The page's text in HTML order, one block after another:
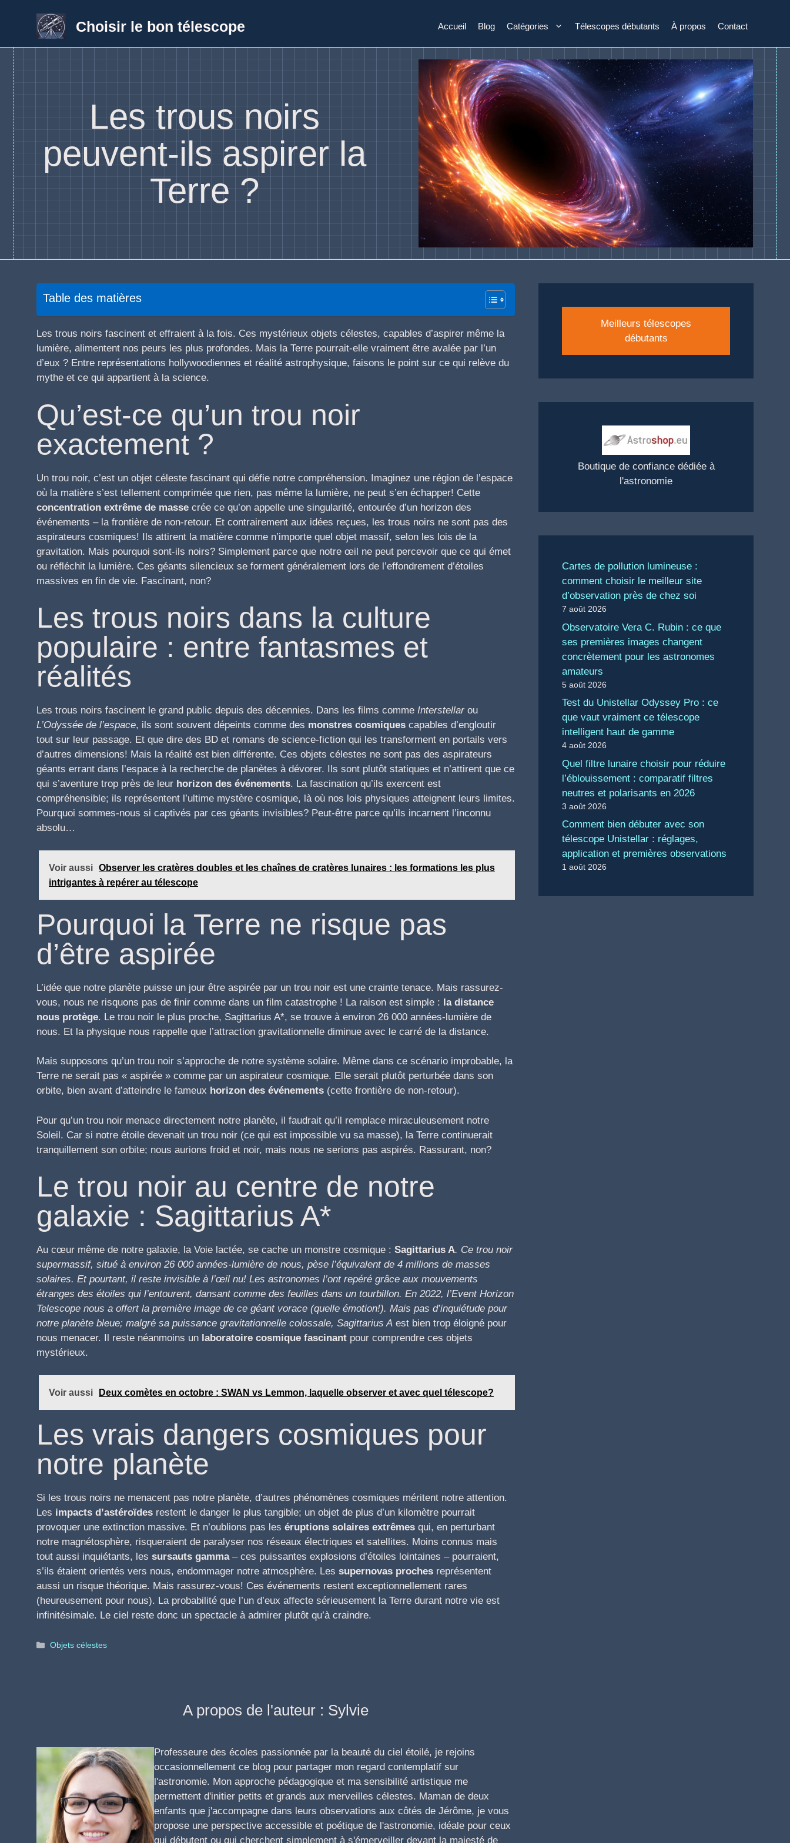
Choisir le bon télescope Accueil Blog Catégories Télescopes débutants À propos Contact
Les trous noirs
peuvent-ils aspirer la
Terre ?
Table des matières
Les trous noirs fascinent et effraient à la fois. Ces mystérieux objets célestes, capables d’aspirer même la
lumière, alimentent nos peurs les plus profondes. Mais la Terre pourrait-elle vraiment être avalée par l’un
d’eux ? Entre représentations hollywoodiennes et réalité astrophysique, faisons le point sur ce qui relève du
mythe et ce qui appartient à la science.
Qu’est-ce qu’un trou noir
exactement ?
Un trou noir, c’est un objet céleste fascinant qui défie notre compréhension. Imaginez une région de l’espace
où la matière s’est tellement comprimée que rien, pas même la lumière, ne peut s’en échapper! Cette
concentration extrême de masse crée ce qu’on appelle une singularité, entourée d’un horizon des
événements – la frontière de non-retour. Et contrairement aux idées reçues, les trous noirs ne sont pas des
aspirateurs cosmiques! Ils attirent la matière comme n’importe quel objet massif, selon les lois de la
gravitation. Mais pourquoi sont-ils noirs? Simplement parce que notre œil ne peut percevoir que ce qui émet
ou réfléchit la lumière. Ces géants silencieux se forment généralement lors de l’effondrement d’étoiles
massives en fin de vie. Fascinant, non?
Les trous noirs dans la culture
populaire : entre fantasmes et
réalités
Les trous noirs fascinent le grand public depuis des décennies. Dans les films comme Interstellar ou
L’Odyssée de l’espace, ils sont souvent dépeints comme des monstres cosmiques capables d’engloutir
tout sur leur passage. Et que dire des BD et romans de science-fiction qui les transforment en portails vers
d’autres dimensions! Mais la réalité est bien différente. Ces objets célestes ne sont pas des aspirateurs
géants errant dans l’espace à la recherche de planètes à dévorer. Ils sont plutôt statiques et n’attirent que ce
qui s’aventure trop près de leur horizon des événements. La fascination qu’ils exercent est
compréhensible; ils représentent l’ultime mystère cosmique, là où nos lois physiques atteignent leurs limites.
Pourquoi sommes-nous si captivés par ces géants invisibles? Peut-être parce qu’ils incarnent l’inconnu
absolu…
Voir aussi Observer les cratères doubles et les chaînes de cratères lunaires : les formations les plus
intrigantes à repérer au télescope
Pourquoi la Terre ne risque pas
d’être aspirée
L’idée que notre planète puisse un jour être aspirée par un trou noir est une crainte tenace. Mais rassurez-
vous, nous ne risquons pas de finir comme dans un film catastrophe ! La raison est simple : la distance
nous protège. Le trou noir le plus proche, Sagittarius A*, se trouve à environ 26 000 années-lumière de
nous. Et la physique nous rappelle que l’attraction gravitationnelle diminue avec le carré de la distance.
Mais supposons qu’un trou noir s’approche de notre système solaire. Même dans ce scénario improbable, la
Terre ne serait pas « aspirée » comme par un aspirateur cosmique. Elle serait plutôt perturbée dans son
orbite, bien avant d’atteindre le fameux horizon des événements (cette frontière de non-retour).
Pour qu’un trou noir menace directement notre planète, il faudrait qu’il remplace miraculeusement notre
Soleil. Car si notre étoile devenait un trou noir (ce qui est impossible vu sa masse), la Terre continuerait
tranquillement son orbite; nous aurions froid et noir, mais nous ne serions pas aspirés. Rassurant, non?
Le trou noir au centre de notre
galaxie : Sagittarius A*
Au cœur même de notre galaxie, la Voie lactée, se cache un monstre cosmique : Sagittarius A. Ce trou noir
supermassif, situé à environ 26 000 années-lumière de nous, pèse l’équivalent de 4 millions de masses
solaires. Et pourtant, il reste invisible à l’œil nu! Les astronomes l’ont repéré grâce aux mouvements
étranges des étoiles qui l’entourent, dansant comme des feuilles dans un tourbillon. En 2022, l’Event Horizon
Telescope nous a offert la première image de ce géant vorace (quelle émotion!). Mais pas d’inquiétude pour
notre planète bleue; malgré sa puissance gravitationnelle colossale, Sagittarius A est bien trop éloigné pour
nous menacer. Il reste néanmoins un laboratoire cosmique fascinant pour comprendre ces objets
mystérieux.
Voir aussi Deux comètes en octobre : SWAN vs Lemmon, laquelle observer et avec quel télescope?
Les vrais dangers cosmiques pour
notre planète
Si les trous noirs ne menacent pas notre planète, d’autres phénomènes cosmiques méritent notre attention.
Les impacts d’astéroïdes restent le danger le plus tangible; un objet de plus d’un kilomètre pourrait
provoquer une extinction massive. Et n’oublions pas les éruptions solaires extrêmes qui, en perturbant
notre magnétosphère, risqueraient de paralyser nos réseaux électriques et satellites. Moins connus mais
tout aussi inquiétants, les sursauts gamma– ces puissantes explosions d’étoiles lointaines – pourraient,
s’ils étaient orientés vers nous, endommager notre atmosphère. Les supernovas proches représentent
aussi un risque théorique. Mais rassurez-vous! Ces événements restent exceptionnellement rares
(heureusement pour nous). La probabilité que l’un d’eux affecte sérieusement la Terre durant notre vie est
infinitésimale. Le ciel reste donc un spectacle à admirer plutôt qu’à craindre.
Catégories
Objets célestes
A propos de l'auteur : Sylvie
Professeure des écoles passionnée par la beauté du ciel étoilé, je rejoins
occasionnellement ce blog pour partager mon regard contemplatif sur
l'astronomie. Mon approche pédagogique et ma sensibilité artistique me
permettent d'initier petits et grands aux merveilles célestes. Maman de deux
enfants que j'accompagne dans leurs observations aux côtés de Jérôme, je vous
propose une perspective accessible et poétique de l'astronomie, idéale pour ceux
qui débutent ou qui cherchent simplement à s'émerveiller devant la majesté de
Meilleurs télescopes
débutants
Boutique de confiance dédiée à
l'astronomie
Cartes de pollution lumineuse :
comment choisir le meilleur site
d’observation près de chez soi
7 août 2026
Observatoire Vera C. Rubin : ce que
ses premières images changent
concrètement pour les astronomes
amateurs
5 août 2026
Test du Unistellar Odyssey Pro : ce
que vaut vraiment ce télescope
intelligent haut de gamme
4 août 2026
Quel filtre lunaire choisir pour réduire
l’éblouissement : comparatif filtres
neutres et polarisants en 2026
3 août 2026
Comment bien débuter avec son
télescope Unistellar : réglages,
application et premières observations
1 août 2026